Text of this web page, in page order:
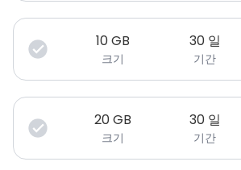
10GB
크기
30 일
기간
20GB
크기
30 일
기간